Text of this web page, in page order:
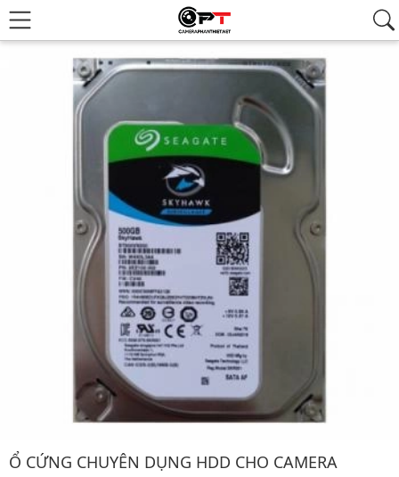
Hình ảnh đại diện của sản phẩm Ổ Cứng Chuyên Dụng HDD
Ổ CỨNG CHUYÊN DỤNG HDD CHO CAMERA